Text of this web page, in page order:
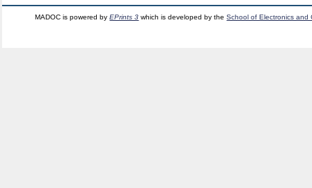
MADOC is powered byEPrints 3 which is developed by theSchool of Electronics and